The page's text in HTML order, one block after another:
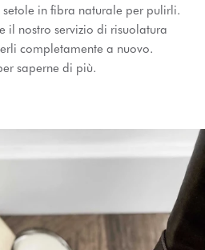
setole in fibra naturale per pulirli.
il nostro servizio di risuolatura
completamente a nuovo.
saperne di più.